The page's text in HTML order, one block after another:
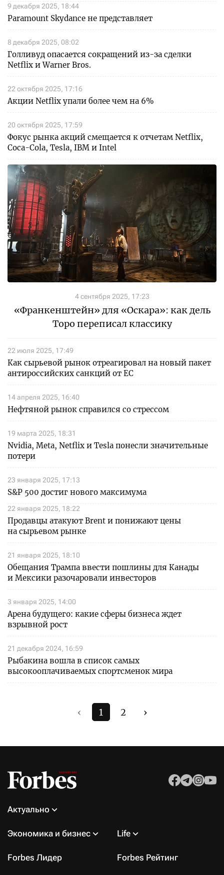
9 декабря 2025, 18:44
Paramount Skydance не представляет
8 декабря 2025, 08:02
Голливуд опасается сокращений из-за сделки
Netflix и Warner Bros.
22 октября 2025, 17:16
Акции Netflix упали более чем на 6%
20 октября 2025, 17:59
Фокус рынка акций смещается к отчетам Netflix,
Coca-Cola, Tesla, IBM и Intel
4 сентября 2025, 17:23
«Франкенштейн» для «Оскара»: как дель
Торо переписал классику
22 июля 2025, 17:49
Как сырьевой рынок отреагировал на новый пакет
антироссийских санкций от ЕС
14 апреля 2025, 16:40
Нефтяной рынок справился со стрессом
19 марта 2025, 18:31
Nvidia, Meta, Netflix и Tesla понесли значительные
потери
23 января 2025, 17:13
S&P 500 достиг нового максимума
22 января 2025, 18:22
Продавцы атакуют Brent и понижают цены
на сырьевом рынке
21 января 2025, 18:10
Обещания Трампа ввести пошлины для Канады
и Мексики разочаровали инвесторов
3 января 2025, 14:00
Арена будущего: какие сферы бизнеса ждет
взрывной рост
21 декабря 2024, 16:59
Рыбакина вошла в список самых
высокооплачиваемых спортсменок мира
‹ 1 2 ›
Актуально
Экономика и бизнес Life
Forbes Лидер Forbes Рейтинг